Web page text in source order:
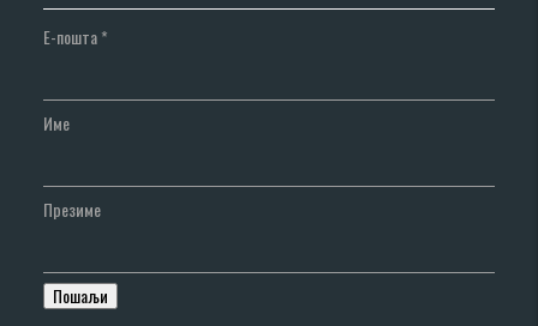
Е-пошта*
Име
Презиме